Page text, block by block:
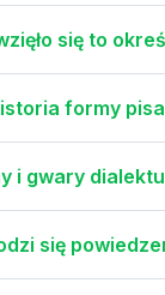
się to
formy
i gwary
się